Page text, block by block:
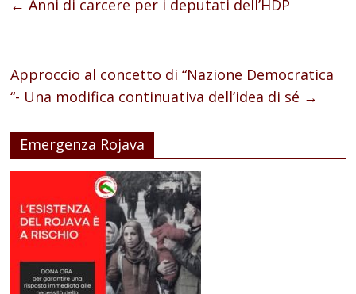
← Anni di carcere per i deputati dell’HDP
Approccio al concetto di “Nazione Democratica
“- Una modifica continuativa dell’idea di sé →
Emergenza Rojava